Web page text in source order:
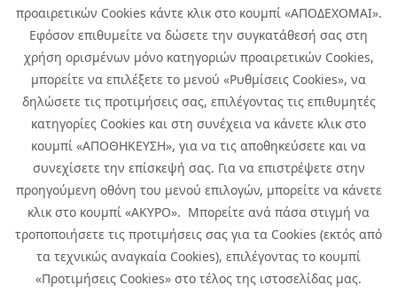
προαιρετικών Cookies κάντε κλικ στο κουμπί «ΑΠΟΔΕΧΟΜΑΙ».
Εφόσον επιθυμείτε να δώσετε την συγκατάθεσή σας στη
χρήση ορισμένων μόνο κατηγοριών προαιρετικών Cookies,
μπορείτε να επιλέξετε το μενού «Ρυθμίσεις Cookies», να
δηλώσετε τις προτιμήσεις σας, επιλέγοντας τις επιθυμητές
κατηγορίες Cookies και στη συνέχεια να κάνετε κλικ στο
κουμπί «ΑΠΟΘΗΚΕΥΣΗ», για να τις αποθηκεύσετε και να
συνεχίσετε την επίσκεψή σας. Για να επιστρέψετε στην
προηγούμενη οθόνη του μενού επιλογών, μπορείτε να κάνετε
κλικ στο κουμπί «ΑΚΥΡΟ». Μπορείτε ανά πάσα στιγμή να
τροποποιήσετε τις προτιμήσεις σας για τα Cookies (εκτός από
τα τεχνικώς αναγκαία Cookies), επιλέγοντας το κουμπί
«Προτιμήσεις Cookies» στο τέλος της ιστοσελίδας μας.
Copyright © 2026 Infoquest.gr All Rights Reserved.
Cookies Policy Cookies Preferences |
Privacy Policy: To learn more about the processing of personal data